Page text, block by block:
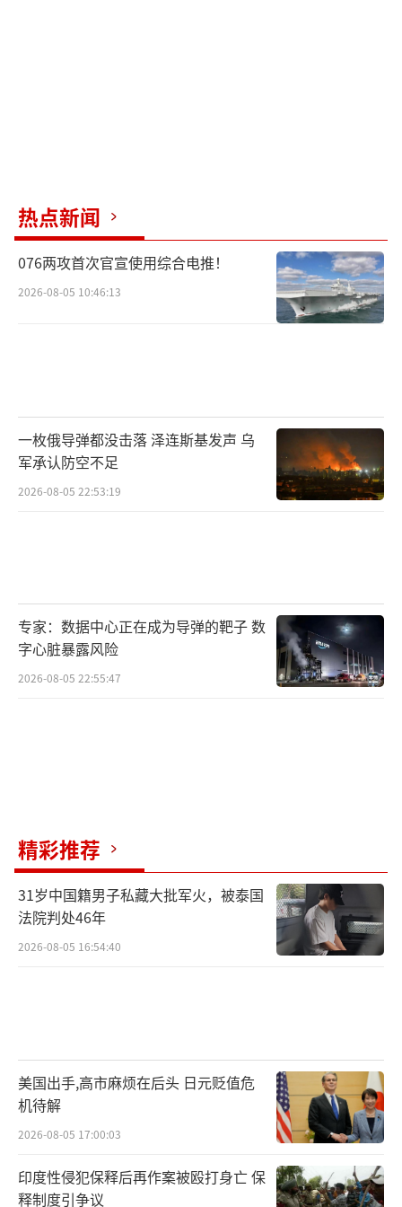
错，也不要太着急，稳扎稳打才是关键。他已
经树立了品牌，未来仍有广阔的发展空间。（责
热点新闻
076两攻首次官宣使用综合电推！
2026-08-05 10:46:13
一枚俄导弹都没击落 泽连斯基发声 乌
军承认防空不足
2026-08-05 22:53:19
专家：数据中心正在成为导弹的靶子 数
字心脏暴露风险
2026-08-05 22:55:47
精彩推荐
31岁中国籍男子私藏大批军火，被泰国
法院判处46年
2026-08-05 16:54:40
美国出手,高市麻烦在后头 日元贬值危
机待解
2026-08-05 17:00:03
印度性侵犯保释后再作案被殴打身亡 保
释制度引争议